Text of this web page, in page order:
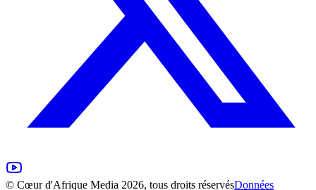
© Cœur d'Afrique Media 2026, tous droits réservésDonnées